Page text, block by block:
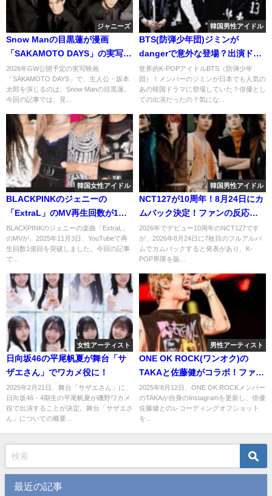
ジャニーズ
Snow Manの目黒蓮が漫画
「SAKAMOTO DAYS」の実写映
画の主役に！両方のファンの反
応は？
2026年GW公開予定の実写映画
「SAKAMOTO DAYS」で、主人公・坂本
太郎を演じるのは、Snow Manの目黒蓮。
今回の記事では、見...
韓国男性アイドル
BTS(防弾少年団)ジミンが
dangerで意外な登場？出演ドラ
マキルミーヒールミー との不思
議な縁とは？
世界的K-POPアイドルBTS（防弾少年
団）！メンバーのジミンが日本でも人気の
あの韓国ドラマに登場していた？俳優とし
ての出演だったの？気にな...
韓国女性アイドル
BLACKPINKのジェニーの
「ExtraL」のMV再生回数が1億
回突破！ファンの反応は？
BLACKPINKのジェニーの楽曲「ExtraL」
のMVが、2025年11月3日、YouTubeで再
生回数1億回を突破しました。今回の記事
で...
韓国男性アイドル
NCT127が10周年！8月24日にカ
ムバック決定！ファンの反応
は？
2026年でデビュー10周年のNCT127です
が、2026年8月24日に7枚目のフルアルバ
ムでカムバックすると発表があり、K-
POP界隈を賑...
女性アーティスト
日向坂46の平尾帆夏が舞台「サ
ザエさん」でワカメ役に！
2025年2月21日、舞台「サザエさん」に、
日向坂46・4期生の平尾帆夏が磯野ワカメ
役で出演することが決定。舞台「サザエさ
ん」についての概要...
男性アーティスト
ONE OK ROCK(ワンオク)の
TAKAと佐藤健がコラボ！ファン
の反応は？
2025年8月12日、ONE OK ROCKメンバー
のTAKAが自身のInstagramを更新し、俳優
佐藤健とのレコーディングオフショット
を...
最近の記事